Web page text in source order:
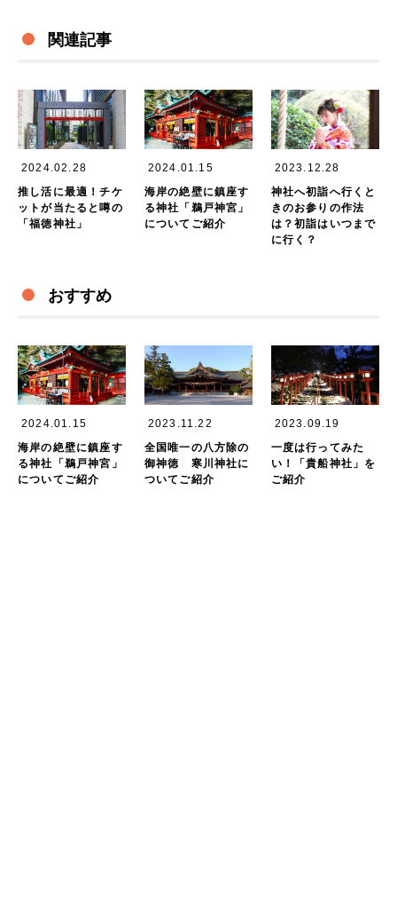
関連記事
推し活に最適！チケ
ットが当たると噂の
「福徳神社」
2024.02.28
海岸の絶壁に鎮座す
る神社「鵜戸神宮」
についてご紹介
2024.01.15
神社へ初詣へ行くと
きのお参りの作法
は？初詣はいつまで
に行く？
2023.12.28
おすすめ
海岸の絶壁に鎮座す
る神社「鵜戸神宮」
についてご紹介
2024.01.15
全国唯一の八方除の
御神徳 寒川神社に
ついてご紹介
2023.11.22
一度は行ってみた
い！「貴船神社」を
ご紹介
2023.09.19